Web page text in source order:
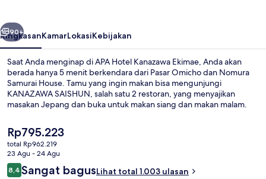
Berikutnya
90+
RingkasanKamarLokasiKebijakan
Saat Anda menginap di APA Hotel Kanazawa Ekimae, Anda akan
berada hanya 5 menit berkendara dari Pasar Omicho dan Nomura
Samurai House. Tamu yang ingin makan bisa mengunjungi
KANAZAWA SAISHUN, salah satu 2 restoran, yang menyajikan
masakan Jepang dan buka untuk makan siang dan makan malam.
Kanazawa Noh hanya berjarak 5 menit berkendara.Para traveler
terkesan dengan staf.
Harga
saat
ini
Rp795.223
Rp795.223
total Rp962.219
23 Agu - 24 Agu
Ulasan
8,48,4 dari 10
Sangat bagusLihat total 1.003 ulasan